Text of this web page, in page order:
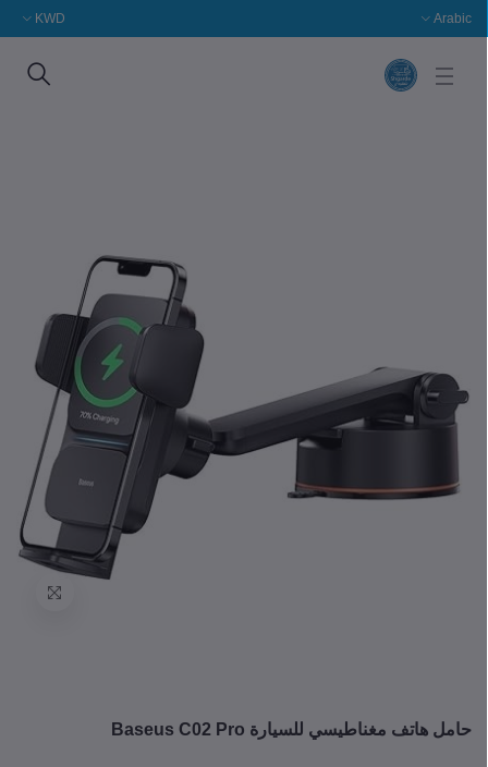
Arabic
KWD
حامل هاتف مغناطيسي للسيارة Baseus C02 Pro